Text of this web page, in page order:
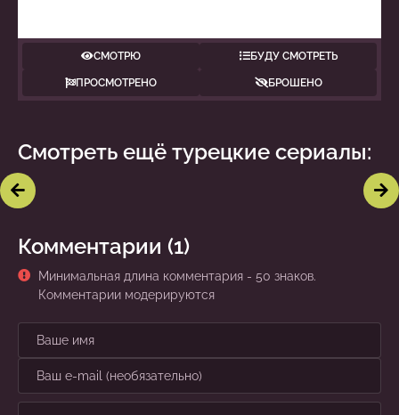
СМОТРЮ БУДУ СМОТРЕТЬ
ПРОСМОТРЕНО БРОШЕНО
Смотреть ещё турецкие сериалы:
Если король проиграет Опасная Джейлан
Комментарии (1)
Минимальная длина комментария - 50 знаков.
Комментарии модерируются